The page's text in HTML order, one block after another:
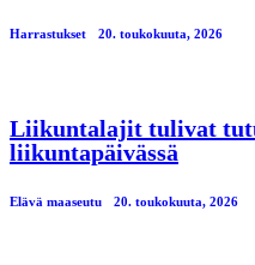
Harrastukset 20. toukokuuta, 2026
Liikuntalajit tulivat
liikuntapäivässä
Elävä maaseutu 20. toukokuuta, 2026